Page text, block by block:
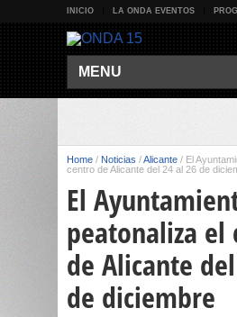
INICIO LA ONDA EVENTOS
MENU
Home / Noticias /Alicante / El
centro de Alicante del 24 al 26 de
El
peatonaliza el
de Alicante
de diciembre